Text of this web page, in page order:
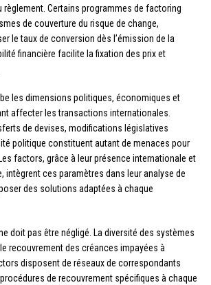
Certains programmes de factoring
de couverture du risque de change,
le taux de conversion dès l’émission de la
financière facilite la fixation des prix et
les dimensions politiques, économiques et
affecter les transactions internationales.
de devises, modifications législatives
politique constituent autant de menaces pour
factors, grâce à leur présence internationale et
intègrent ces paramètres dans leur analyse de
des solutions adaptées à chaque
doit pas être négligé. La diversité des systèmes
recouvrement des créances impayées à
disposent de réseaux de correspondants
de recouvrement spécifiques à chaque